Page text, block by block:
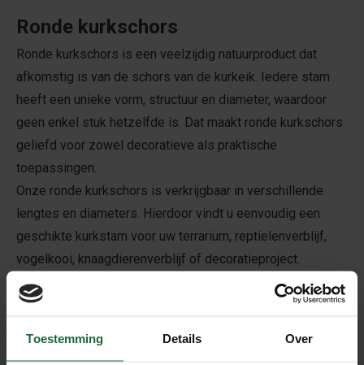
Toestemming Details Over
Ronde kurkschors
Ronde kurkschors is een veelzijdig natuurproduct dat
afkomstig is van de schors van de kurkeik. Iedere stam
heeft een unieke vorm, structuur en diameter, waardoor
geen enkel stuk hetzelfde is. Dat maakt ronde kurkschors
geliefd voor zowel decoratieve als praktische
toepassingen.
Onze ronde kurkschors is verkrijgbaar in verschillende
lengtes en diameters. Hierdoor vindt u eenvoudig een
geschikte kurkstam voor uw terrarium, reptielenverblijf,
vogelkooi, knaagdierenverblijf of decoratieproject.
Ideaal voor terraria en dierenverblijven
schuilplaats of natuurlijke decoratie in terraria en volières.
Dankzij de robuuste structuur biedt het dieren extra